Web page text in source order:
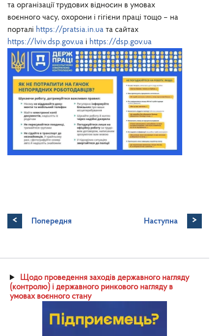
та організації трудових відносин в умовах
воєнного часу, охорони і гігієни праці тощо – на
порталі https://pratsia.in.ua та сайтах
https://lviv.dsp.gov.ua і https://dsp.gov.ua
< Попередня Наступна >
Щодо проведення заходів державного нагляду
(контролю) і державного ринкового нагляду в
умовах воєнного стану